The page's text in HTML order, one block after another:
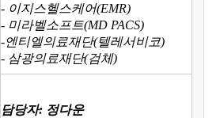
- 이지스헬스케어(EMR)
- 미라벨소프트(MD PACS)
-엔티엘의료재단(텔레서비코)
- 삼광의료재단(검체)
담당자: 정다운